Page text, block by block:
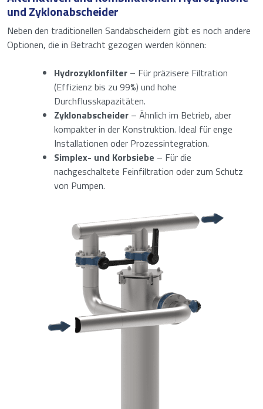
und Zyklonabscheider
Neben den traditionellen Sandabscheidern gibt es noch andere
Optionen, die in Betracht gezogen werden können:
Hydrozyklonfilter – Für präzisere Filtration
(Effizienz bis zu 99%) und hohe
Durchflusskapazitäten.
Zyklonabscheider – Ähnlich im Betrieb, aber
kompakter in der Konstruktion. Ideal für enge
Installationen oder Prozessintegration.
Simplex- und Korbsiebe – Für die
nachgeschaltete Feinfiltration oder zum Schutz
von Pumpen.